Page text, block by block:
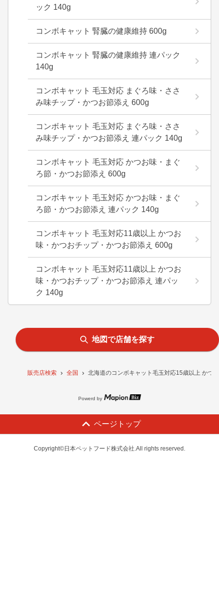
販売店検索 全国 北海道のコンボキャット毛玉対応15歳以上 かつ
ック 140g
コンボキャット 腎臓の健康維持 600g
コンボキャット 腎臓の健康維持 連パック
140g
コンボキャット 毛玉対応 まぐろ味・ささ
み味チップ・かつお節添え 600g
コンボキャット 毛玉対応 まぐろ味・ささ
み味チップ・かつお節添え 連パック 140g
コンボキャット 毛玉対応 かつお味・まぐ
ろ節・かつお節添え 600g
コンボキャット 毛玉対応 かつお味・まぐ
ろ節・かつお節添え 連パック 140g
コンボキャット 毛玉対応11歳以上 かつお
味・かつおチップ・かつお節添え 600g
コンボキャット 毛玉対応11歳以上 かつお
味・かつおチップ・かつお節添え 連パッ
ク 140g
地図で店舗を探す
Powerd by
ページトップ
Copyright©日本ペットフード株式会社.All rights reserved.